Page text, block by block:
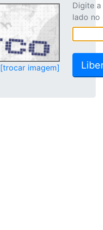
[trocar imagem]
Digite
lado no